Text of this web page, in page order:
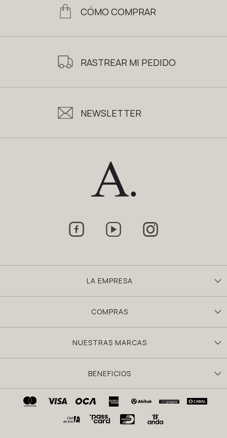
CÓMO COMPRAR
RASTREAR MI PEDIDO
NEWSLETTER
LA EMPRESA
COMPRAS
NUESTRAS MARCAS
BENEFICIOS
  